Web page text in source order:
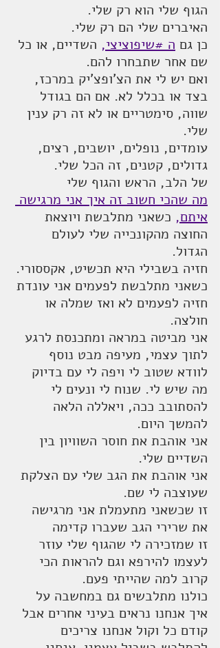
הגוף שלי הוא רק שלי.
האיברים שלי הם רק שלי.
כן גם ה #שיפוציצי, השדיים, או כל
שם אחר שתבחרו להם.
ואם יש לי את הצ'ופצ'יק במרכז,
בצד או בכלל לא. אם הם בגודל
שווה, סימטריים או לא זה רק ענין
שלי.
עומדים, נופלים, יושבים, רצים,
גדולים, קטנים, זה הכל שלי.
של הלב, הראש והגוף שלי
מה שהכי חשוב זה איך אני מרגישה
איתם, כשאני מתלבשת ויוצאת
החוצה מהקונכייה שלי לעולם
הגדול.
חזיה בשבילי היא תכשיט, אקססורי.
כשאני מתלבשת לפעמים אני עונדת
חזיה לפעמים לא ואז שמלה או
חולצה.
אני מביטה במראה ומתכנסת לרגע
לתוך עצמי, מעיפה מבט נוסף
לוודא שטוב לי ויפה לי עם בדיוק
מה שיש לי. שנוח לי ונעים לי
להסתובב ככה, ויאללה הלאה
להמשך היום.
אני אוהבת את חוסר השוויון בין
השדיים שלי.
אני אוהבת את הגב שלי עם הצלקת
שעוצבה לי שם.
זו שכשאני מתעמלת אני מרגישה
את שרירי הגב שעברו קדימה
זו שמזכירה לי שהגוף שלי עוזר
לעצמו להירפא וגם להראות הכי
קרוב למה שהייתי פעם.
כולנו מתלבשים גם במחשבה על
איך אנחנו נראים בעיני אחרים אבל
קודם כל וקול אנחנו צריכים